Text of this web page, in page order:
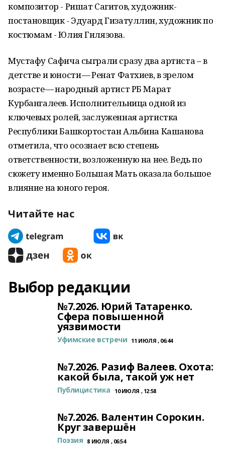
композитор - Ришат Сагитов, художник-
постановщик - Эдуард Гизатуллин, художник по
костюмам - Юлия Гилязова.
Мустафу Сафича сыграли сразу два артиста – в
детстве и юности — Ренат Фатхиев, в зрелом
возрасте — народный артист РБ Марат
Курбангалеев. Исполнительница одной из
ключевых ролей, заслуженная артистка
Республики Башкортостан Альбина Кашанова
отметила, что осознает всю степень
ответственности, возложенную на нее. Ведь по
сюжету именно Большая Мать оказала большое
влияние на юного героя.
Читайте нас
Выбор редакции
№7.2026. Юрий Татаренко.
Сфера повышенной
уязвимости
Уфимские встречи 11 ИЮЛЯ , 06:44
№7.2026. Разиф Валеев. Охота:
какой была, такой уж нет
Публицистика 10 ИЮЛЯ , 12:58
№7.2026. Валентин Сорокин.
Круг завершён
Поэзия 8 ИЮЛЯ , 06:54